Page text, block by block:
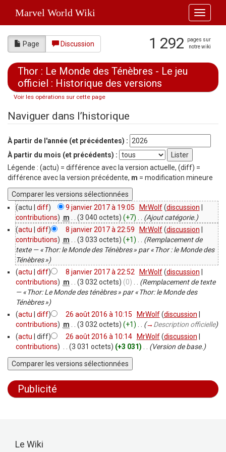
Toggle
Marvel World Wiki
Page Discussion 1 292
pages sur
notre wiki
Thor : Le Monde des Ténèbres - Le jeu
officiel : Historique des versions
Voir les opérations sur cette page
Naviguer dans l’historique
À partir de l'année (et précédentes) :
À partir du mois (et précédents) :
Légende : (actu) = différence avec la version actuelle, (diff) =
différence avec la version précédente, m = modification mineure
(actu | diff) 9 janvier 2017 à 19:05 MrWolf (discussion
contributions) m . . (3 040 octets) (+7) . . (Ajout catégorie.)
(actu diff) 8 janvier 2017 à 22:59 MrWolf (discussion
contributions) m . . (3 033 octets) (+1) . . (Remplacement de
texte — « Thor: le Monde des Ténèbres » par « Thor : le Monde des
Ténèbres »)
(actu diff) 8 janvier 2017 à 22:52 MrWolf (discussion
contributions) m . . (3 032 octets) (0) . . (Remplacement de texte
— « Thor: Le Monde des ténèbres » par « Thor: le Monde des
Ténèbres »)
(actu diff) 26 août 2016 à 10:15 MrWolf (discussion
contributions) m . . (3 032 octets) (+1) . . (→ Description officielle)
(actu | diff) 26 août 2016 à 10:14 MrWolf (discussion
contributions) . . (3 031 octets) (+3 031) . . (Version de base.)
Publicité
Le Wiki